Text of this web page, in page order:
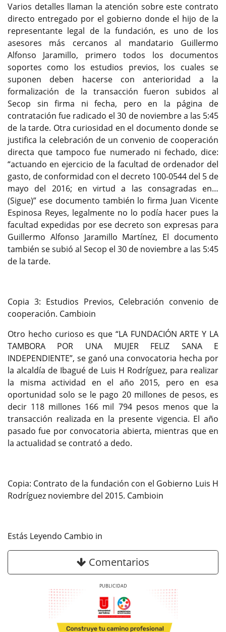
Varios detalles llaman la atención sobre este contrato
directo entregado por el gobierno donde el hijo de la
representante legal de la fundación, es uno de los
asesores más cercanos al mandatario Guillermo
Alfonso Jaramillo, primero todos los documentos
soportes como los estudios previos, los cuales se
suponen deben hacerse con anterioridad a la
formalización de la transacción fueron subidos al
Secop sin firma ni fecha, pero en la página de
contratación fue radicado el 30 de noviembre a las 5:45
de la tarde. Otra curiosidad en el documento donde se
justifica la celebración de un convenio de cooperación
directa que tampoco fue numerado ni fechado, dice:
“actuando en ejercicio de la facultad de ordenador del
gasto, de conformidad con el decreto 100-0544 del 5 de
mayo del 2016; en virtud a las consagradas en…
(Sigue)” ese documento también lo firma Juan Vicente
Espinosa Reyes, legalmente no lo podía hacer pues la
facultad expedidas por ese decreto son expresas para
Guillermo Alfonso Jaramillo Martínez, El documento
también se subió al Secop el 30 de noviembre a las 5:45
de la tarde.
Copia 3: Estudios Previos, Celebración convenio de
cooperación. Cambioin
Otro hecho curioso es que “LA FUNDACIÓN ARTE Y LA
TAMBORA POR UNA MUJER FELIZ SANA E
INDEPENDIENTE”, se ganó una convocatoria hecha por
la alcaldía de Ibagué de Luis H Rodríguez, para realizar
la misma actividad en el año 2015, pero en esa
oportunidad solo se le pago 20 millones de pesos, es
decir 118 millones 166 mil 794 pesos menos que la
transacción realizada en la presente vigencia. El año
pasado fue por convocatoria abierta, mientras que en
la actualidad se contrató a dedo.
Copia: Contrato de la fundación con el Gobierno Luis H
Rodríguez noviembre del 2015. Cambioin
Estás Leyendo Cambio in
Comentarios